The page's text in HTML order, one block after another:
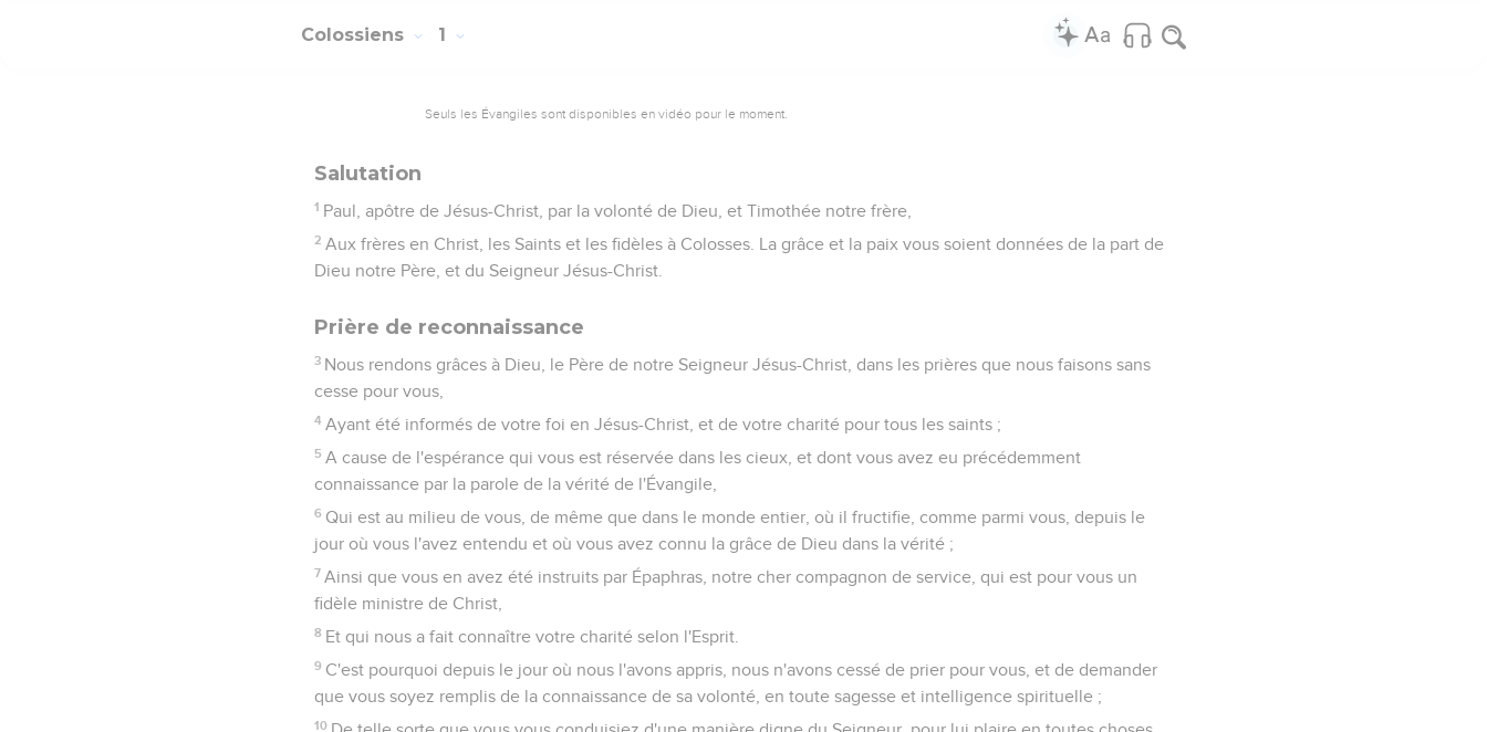
Colossiens 1
Seuls les Évangiles sont disponibles en vidéo pour le moment.
Salutation
1 Paul, apôtre de Jésus-Christ, par la volonté de Dieu, et Timothée notre frère,
2 Aux frères en Christ, les Saints et les fidèles à Colosses. La grâce et la paix vous soient données de la part de
Dieu notre Père, et du Seigneur Jésus-Christ.
Prière de reconnaissance
3 Nous rendons grâces à Dieu, le Père de notre Seigneur Jésus-Christ, dans les prières que nous faisons sans
cesse pour vous,
4 Ayant été informés de votre foi en Jésus-Christ, et de votre charité pour tous les saints ;
5 A cause de l'espérance qui vous est réservée dans les cieux, et dont vous avez eu précédemment
connaissance par la parole de la vérité de l'Évangile,
6 Qui est au milieu de vous, de même que dans le monde entier, où il fructifie, comme parmi vous, depuis le
jour où vous l'avez entendu et où vous avez connu la grâce de Dieu dans la vérité ;
7 Ainsi que vous en avez été instruits par Épaphras, notre cher compagnon de service, qui est pour vous un
fidèle ministre de Christ,
8 Et qui nous a fait connaître votre charité selon l'Esprit.
9 C'est pourquoi depuis le jour où nous l'avons appris, nous n'avons cessé de prier pour vous, et de demander
que vous soyez remplis de la connaissance de sa volonté, en toute sagesse et intelligence spirituelle ;
10